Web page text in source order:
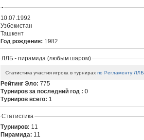
-
10.07.1992
Узбекистан
Ташкент
Год рождения: 1982
ЛЛБ - пирамида (любым шаром)
Статистика участия игрока в турнирахпо Регламенту ЛЛБ
Рейтинг Эло:775
Турниров за последний год :0
Турниров всего: 1
Статистика
Турниров: 11
Пирамида: 11